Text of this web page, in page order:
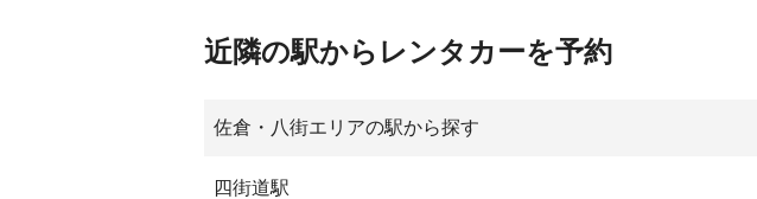
近隣の駅からレンタカーを予約
佐倉・八街エリアの駅から探す
四街道駅